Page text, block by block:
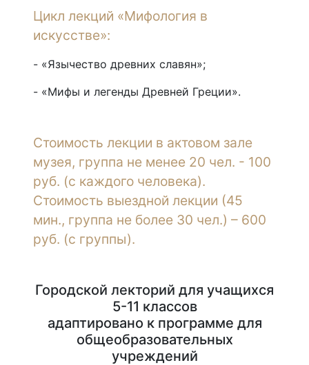
Цикл лекций «Мифология в
искусстве»:
- «Язычество древних славян»;
- «Мифы и легенды Древней Греции».
Стоимость лекции в актовом зале
музея, группа не менее 20 чел. - 100
руб. (с каждого человека).
Стоимость выездной лекции (45
мин., группа не более 30 чел.) – 600
руб. (с группы).
Городской лекторий для учащихся
5-11 классов
адаптировано к программе для
общеобразовательных
учреждений